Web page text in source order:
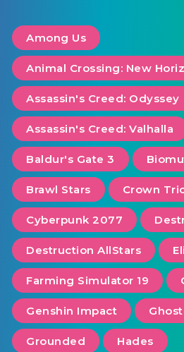
Among Us
Animal Crossing: New
Assassin's Creed: Odyssey
Assassin's Creed: Valhalla
Baldur's Gate 3
Brawl Stars Crown
Cyberpunk 2077
Destruction AllStars
Farming Simulator 19
Genshin Impact
Grounded Hades